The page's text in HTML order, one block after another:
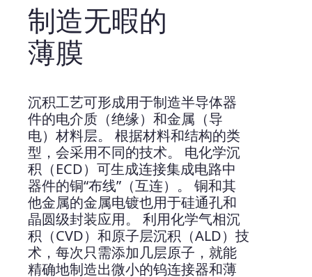
制造无暇的
薄膜
沉积工艺可形成用于制造半导体器
件的电介质（绝缘）和金属（导
电）材料层。 根据材料和结构的类
型，会采用不同的技术。 电化学沉
积（ECD）可生成连接集成电路中
器件的铜“布线”（互连）。 铜和其
他金属的金属电镀也用于硅通孔和
晶圆级封装应用。 利用化学气相沉
积（CVD）和原子层沉积（ALD）技
术，每次只需添加几层原子，就能
精确地制造出微小的钨连接器和薄